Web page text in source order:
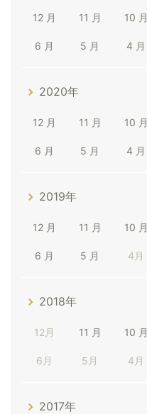
12 月 11 月 10 月
6 月 5 月 4 月
2020年
12 月 11 月 10 月
6 月 5 月 4 月
2019年
12 月 11 月 10 月
6 月 5 月 4月
2018年
12月 11 月 10 月
6月 5月 4月
2017年